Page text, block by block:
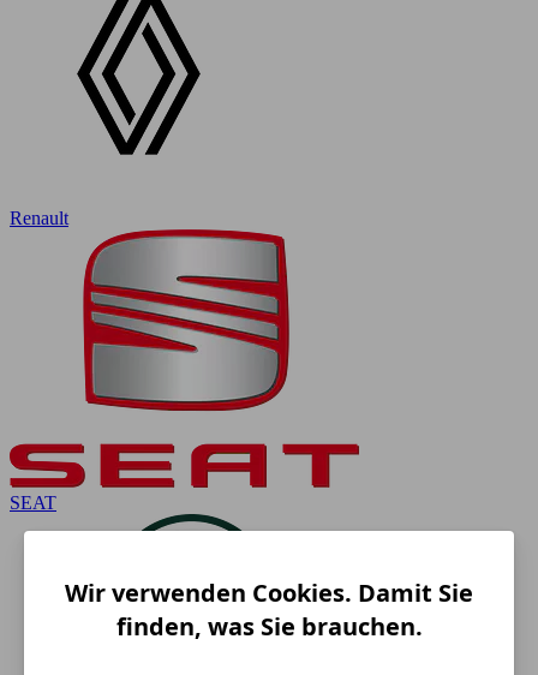
Renault
SEAT
Wir verwenden Cookies. Damit Sie
finden, was Sie brauchen.